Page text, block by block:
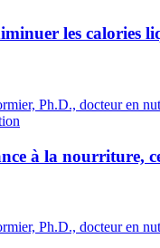
les calories
Ph.D., docteur en
à la nourriture,
Ph.D., docteur en